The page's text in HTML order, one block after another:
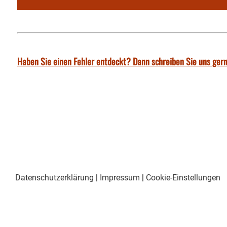
Haben Sie einen Fehler entdeckt? Dann schreiben Sie uns
Datenschutzerklärung | Impressum | Cookie-Einstellungen